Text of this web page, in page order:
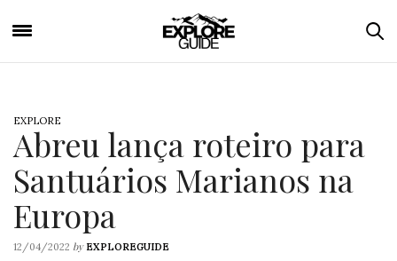
EXPLORE
Abreu lança roteiro para
Santuários Marianos na
Europa
12/04/2022 by EXPLOREGUIDE